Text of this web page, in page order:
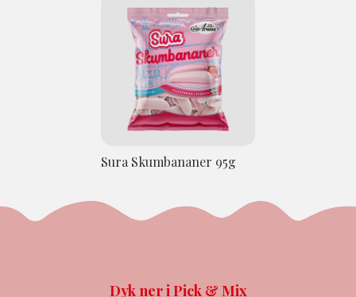
Sura Skumbananer 95g
Dyk ner i Pick & Mix